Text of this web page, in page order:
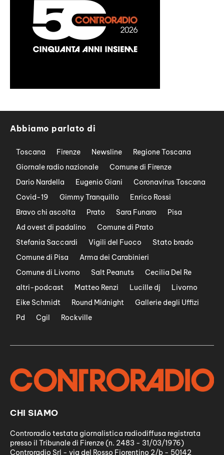
Abbiamo parlato di
Toscana Firenze Newsline
Regione Toscana
Giornale radio nazionale
Comune di Firenze
Dario Nardella
Eugenio Giani
Coronavirus Toscana
Covid-19
Gimmy Tranquillo
Enrico Rossi
Bravo chi ascolta
Prato Sara Funaro
Pisa
Ad ovest di padalino
Comune di Prato
Stefania Saccardi
Vigili del Fuoco
Stato brado
Comune di Pisa
Arma dei Carabinieri
Comune di Livorno
Salt Peanuts
Cecilia Del Re
altri-podcast
Matteo Renzi Lucille dj
Livorno
Eike Schmidt
Round Midnight
Gallerie degli Uffizi
Pd
Cgil Rockville
CHI SIAMO
Controradio testata giornalistica radiodiffusa registrata
presso il Tribunale di Firenze (n. 2483 - 31/03/1976)
Controradio Srl - via del Rosso Fiorentino 2/b - 50142